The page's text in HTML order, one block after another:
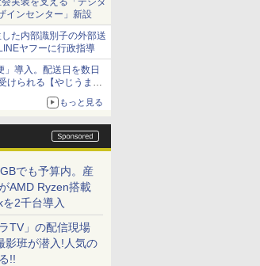
インセンター」新設
した内部識別子の外部送
ヤフーに行政指導
導入。配送日を数日
けられる【やじうま
もっと見る
でも予算内。産
AMD Ryzen搭載
2千台導入
TV」の配信現場
影班が潜入!人気の
!!